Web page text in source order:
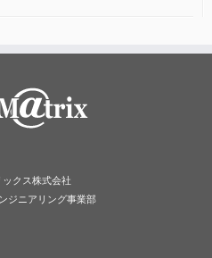
クス株式会社
ジニアリング事業部